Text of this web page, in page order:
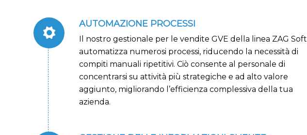
AUTOMAZIONE PROCESSI
Il nostro gestionale per le vendite GVE della linea ZAG Soft
automatizza numerosi processi, riducendo la necessità di
compiti manuali ripetitivi. Ciò consente al personale di
concentrarsi su attività più strategiche e ad alto valore
aggiunto, migliorando l’efficienza complessiva della tua
azienda.